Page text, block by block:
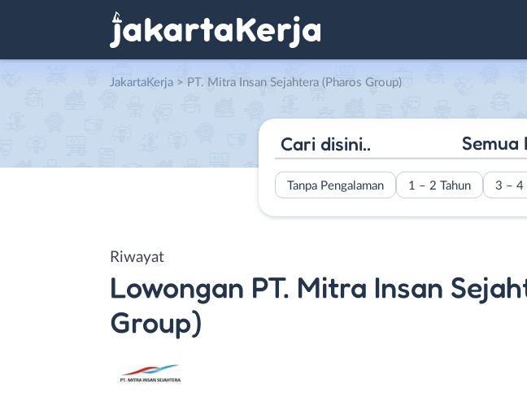
JakartaKerja > PT. Mitra Insan Sejahtera (Pharos Group)
Semua
Tanpa Pengalaman 1 – 2 Tahun 3 – 4
Riwayat
Lowongan PT. Mitra Insan
Group)